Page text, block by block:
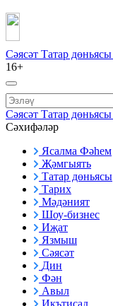
Сәясәт Татар дөньясы
16+
Сәясәт Татар дөньясы
Сәхифәләр
Ясалма Фәһем
Җәмгыять
Татар дөньясы
Тарих
Мәдәният
Шоу-бизнес
Иҗат
Язмыш
Сәясәт
Дин
Фән
Авыл
Икътисад